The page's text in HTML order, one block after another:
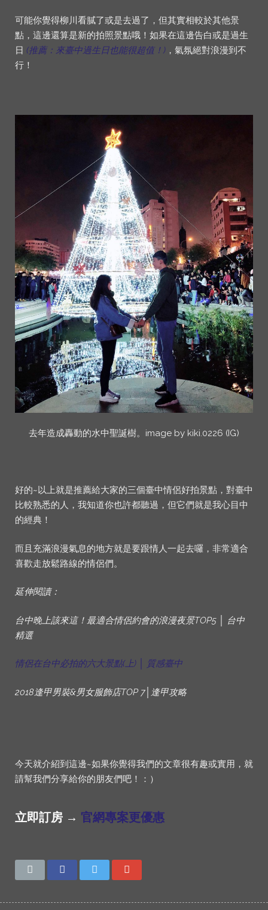
可能你覺得柳川看膩了或是去過了，但其實相較於其他景
點，這邊還算是新的拍照景點哦！如果在這邊告白或是過生
日 (推薦：來臺中過生日也能很超值！) ，氣氛絕對浪漫到不
行！
去年造成轟動的水中聖誕樹。image by kiki.0226 (IG)
好的~以上就是推薦給大家的三個臺中情侶好拍景點，對臺中
比較熟悉的人，我知道你也許都聽過，但它們就是我心目中
的經典！
而且充滿浪漫氣息的地方就是要跟情人一起去囉，非常適合
喜歡走放鬆路線的情侶們。
延伸閱讀：
台中晚上該來這！最適合情侶約會的浪漫夜景TOP5 │ 台中
精選
情侶在台中必拍的六大景點(上) │ 質感臺中
2018逢甲男裝&男女服飾店TOP 7│逢甲攻略
今天就介紹到這邊~如果你覺得我們的文章很有趣或實用，就
請幫我們分享給你的朋友們吧！：）
立即訂房 → 官網專案更優惠